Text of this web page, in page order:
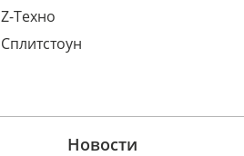
Z-Техно
Сплитстоун
Новости